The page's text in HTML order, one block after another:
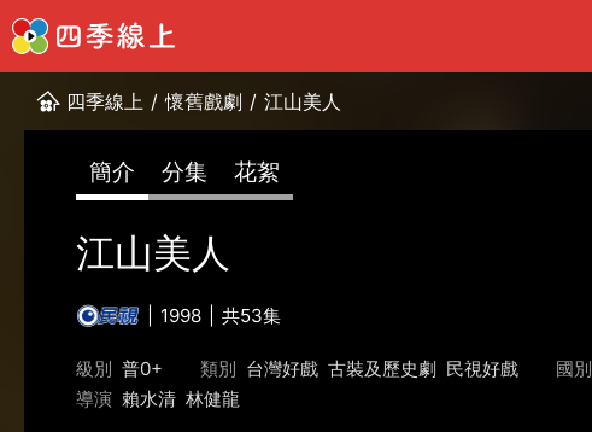
四季線上 / 懷舊戲劇 / 江山美人
簡介 分集 花絮
江山美人
1998 共53集
級別 普0+ 類別 台灣好戲 古裝及歷史劇 民視好戲 國別
導演 賴水清 林健龍